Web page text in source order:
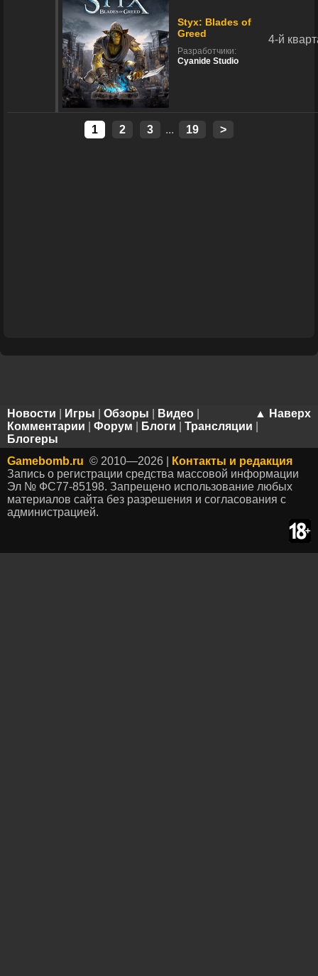
Styx: Blades of
Greed
Разработчики:
Cyanide Studio
4-й
1 2 3 ... 19 >
▲ Наверх
Новости Игры Обзоры Видео
Комментарии
Форум Блоги Трансляции
Блогеры
Gamebomb.ru © 2010—2026 |
Контакты и редакция
Запись о регистрации средства массовой информации
Эл № ФС77-85198. Запрещено использование любых
материалов сайта без разрешения и согласования с
администрацией.